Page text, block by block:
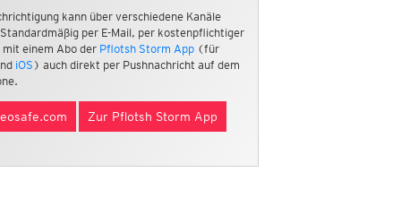
kann über verschiedene Kanäle
per E-Mail, per kostenpflichtiger
mit einem Abo der Pflotsh Storm App(für
iOS ) auch direkt per Pushnachricht auf dem
Zur Pflotsh Storm App